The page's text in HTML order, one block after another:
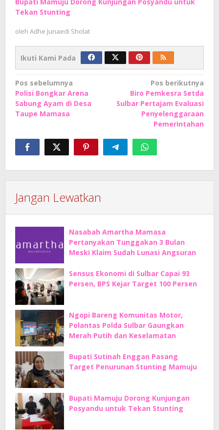
Tekan Stunting
oleh Adhe Junaedi Sholat
Ikuti Kami Pada
Navigasi
pos
Pos sebelumnya
Polisi Bongkar Arena
Sabung Ayam di Desa
Taupe Mamasa
Pos berikutnya
Biro Pemkesra Setda
Sulbar Pertajam Evaluasi
Penyelenggaraan
Pemerintahan
Jangan Lewatkan
Nasabah Amartha Mamasa
Pertanyakan Tunggakan 3 Bulan
Meski Klaim Sudah Lunasi Angsuran
Sensus Ekonomi di Sulbar Capai 93
Persen, BPS Kejar Target 100 Persen
Ngopi Bareng Komunitas Motor,
Polantas Polda Sulbar Gaungkan
Merah Putih dan Keselamatan
Bupati Sutinah Enggan Pasang
Target Penurunan Stunting Mamuju
Bupati Mamuju Dorong Kunjungan
Posyandu untuk Tekan Stunting